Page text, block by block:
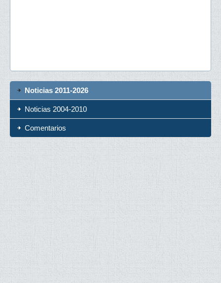
Noticias 2011-2026
Noticias 2004-2010
Comentarios